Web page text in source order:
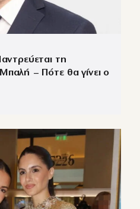
τη
– Πότε θα γίνει ο